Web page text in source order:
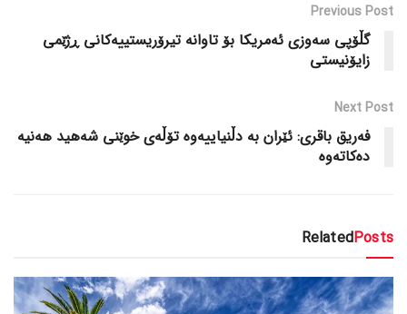
Previous Post
گڵۆپی سەوزی ئەمریکا بۆ تاوانە تیرۆریستییەکانی ڕژێمی
زایۆنیستی
Next Post
فەریق باقری: ئێران بە دڵنیاییەوە تۆڵەی خوێنی شەهید هەنیە
دەکاتەوە
RelatedPosts